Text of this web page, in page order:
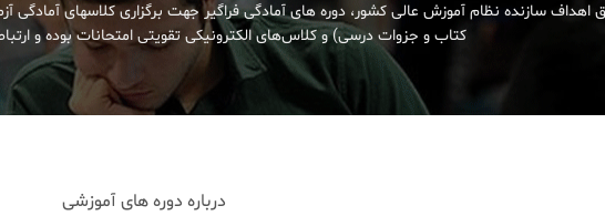
اهداف سازنده نظام آموزش عالی کشور، دوره های آمادگی فراگیر جهت برگزاری کلاسهای آمادگی
کتاب و جزوات درسی) و کلاس‌های الکترونیکی تقویتی امتحانات بوده و
درباره دوره های آموزشی